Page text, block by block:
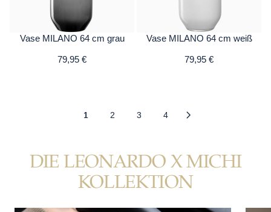
Vase MILANO 64 cm grau
79,95 €
Vase MILANO 64 cm weiß
79,95 €
1 2 3 4
DIE LEONARDO X MICHI
KOLLEKTION